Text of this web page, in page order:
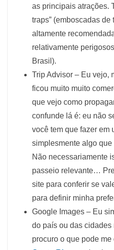
as principais atrações.
traps” (emboscadas de
altamente
relativamente
Brasil).
Trip Advisor – Eu vejo,
ficou muito muito
que vejo como
confunde lá é: eu não
você tem que fazer em
simplesmente algo
Não necessariamente
passeio relevante…
site para conferir se
para definir minha
Google Images – Eu
do país ou das
procuro o que pode